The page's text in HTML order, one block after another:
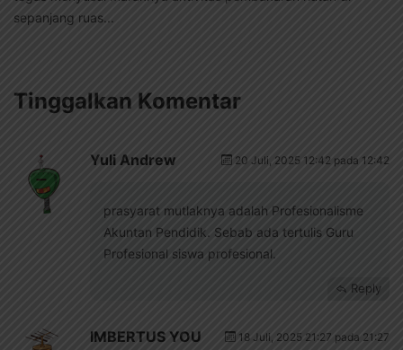
sepanjang ruas...
Tinggalkan Komentar
Yuli Andrew 20 Juli, 2025 12:42 pada 12:42
prasyarat mutlaknya adalah Profesionalisme
Akuntan Pendidik. Sebab ada tertulis Guru
Profesional siswa profesional.
Reply
IMBERTUS YOU 18 Juli, 2025 21:27 pada 21:27